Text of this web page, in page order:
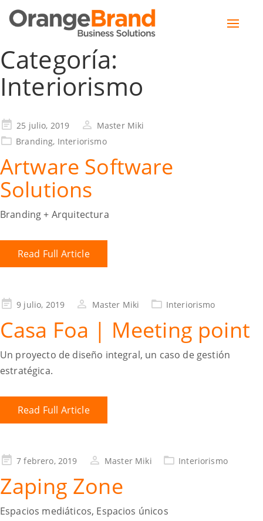
Toggle
Categoría:
Interiorismo
25 julio, 2019
Master Miki
Branding, Interiorismo
Artware Software
Solutions
Branding + Arquitectura
Read Full Article
9 julio, 2019 Master Miki Interiorismo
Casa Foa | Meeting point
Un proyecto de diseño integral, un caso de gestión
estratégica.
Read Full Article
7 febrero, 2019 Master Miki Interiorismo
Zaping Zone
Espacios mediáticos, Espacios únicos